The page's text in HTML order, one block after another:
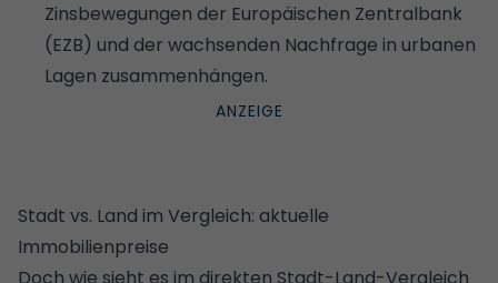
Zinsbewegungen der Europäischen Zentralbank
(EZB) und der wachsenden Nachfrage in urbanen
Lagen zusammenhängen.
Stadt vs. Land im Vergleich: aktuelle
Immobilienpreise